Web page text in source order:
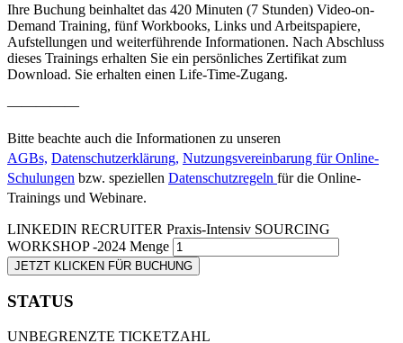
Ihre Buchung beinhaltet das 420 Minuten (7 Stunden) Video-on-
Demand Training, fünf Workbooks, Links und Arbeitspapiere,
Aufstellungen und weiterführende Informationen. Nach Abschluss
dieses Trainings erhalten Sie ein persönliches Zertifikat zum
Download. Sie erhalten einen Life-Time-Zugang.
—————
Bitte beachte auch die Informationen zu unseren
AGBs, Datenschutzerklärung, Nutzungsvereinbarung für Online-
Schulungen bzw. speziellen Datenschutzregeln für die Online-
Trainings und Webinare.
LINKEDIN RECRUITER Praxis-Intensiv SOURCING
WORKSHOP -2024 Menge
JETZT KLICKEN FÜR BUCHUNG
STATUS
UNBEGRENZTE TICKETZAHL